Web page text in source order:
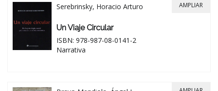
Serebrinsky, Horacio Arturo
Un Viaje Circular
ISBN: 978-987-08-0141-2
Narrativa
AMPLIAR